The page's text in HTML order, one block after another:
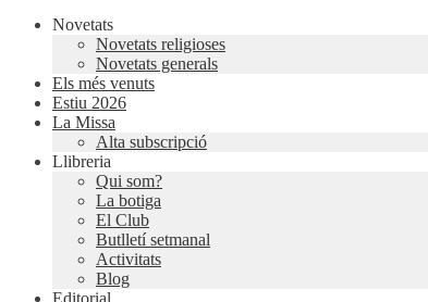
Novetats
Novetats religioses
Novetats generals
Els més venuts
Estiu 2026
La Missa
Alta subscripció
Llibreria
Qui som?
La botiga
El Club
Butlletí setmanal
Activitats
Blog
Editorial